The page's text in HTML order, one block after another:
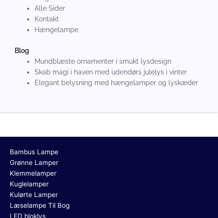
Alle Sider
Kontakt
Hængelampe
Blog
Mundblæste ornamenter i smukt lysdesign
Skab magi i haven med udendørs julelys i vinter
Elegant belysning med hængelamper og lyskæder
Bambus Lampe
Grønne Lamper
Klemmelamper
Kuglelamper
Kulørte Lamper
Læselampe Til Bog
LED bloklys